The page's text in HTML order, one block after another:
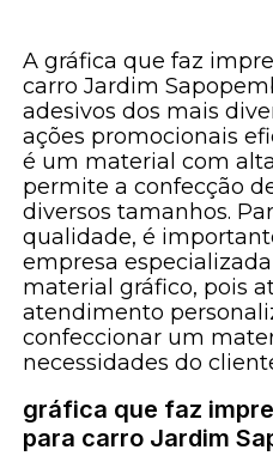
A gráfica que faz
carro Jardim
adesivos dos mais
ações promocionais
é um material com
permite a confecção
diversos tamanhos.
qualidade, é
empresa
material gráfico, pois
atendimento
confeccionar um
necessidades do
gráfica que faz
para carro Jardim